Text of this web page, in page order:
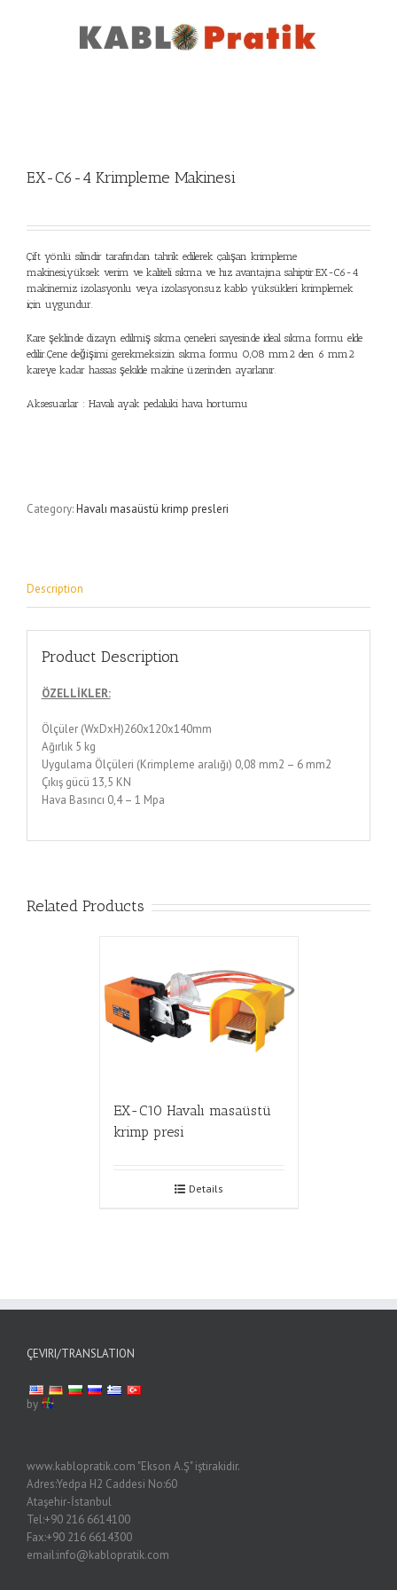
EX-C6-4 Krimpleme Makinesi
Çift yönlü silindir tarafından tahrik edilerek çalışan krimpleme
makinesi,yüksek verim ve kaliteli sıkma ve hız avantajına sahiptir.EX-C6-4
makinemiz izolasyonlu veya izolasyonsuz kablo yüksükleri krimplemek
için uygundur.
Kare şeklinde dizayn edilmiş sıkma çeneleri sayesinde ideal sıkma formu elde
edilir.Çene değişimi gerekmeksizin sıkma formu 0,08 mm2 den 6 mm2
kareye kadar hassas şekilde makine üzerinden ayarlanır.
Aksesuarlar : Havalı ayak pedalı,iki hava hortumu
Category:Havalı masaüstü krimp presleri
Description
Product Description
ÖZELLİKLER:
Ölçüler (WxDxH)260x120x140mm
Ağırlık 5 kg
Uygulama Ölçüleri (Krimpleme aralığı) 0,08 mm2 – 6 mm2
Çıkış gücü 13,5 KN
Hava Basıncı 0,4 – 1 Mpa
Related Products
EX-C10 Havalı masaüstü
krimp presi
Details
ÇEVIRI/TRANSLATION
by
www.kablopratik.com "Ekson A.Ş" iştirakidir.
Adres:Yedpa H2 Caddesi No:60
Ataşehir-İstanbul
Tel:+90 216 6614100
Fax:+90 216 6614300
email:info@kablopratik.com